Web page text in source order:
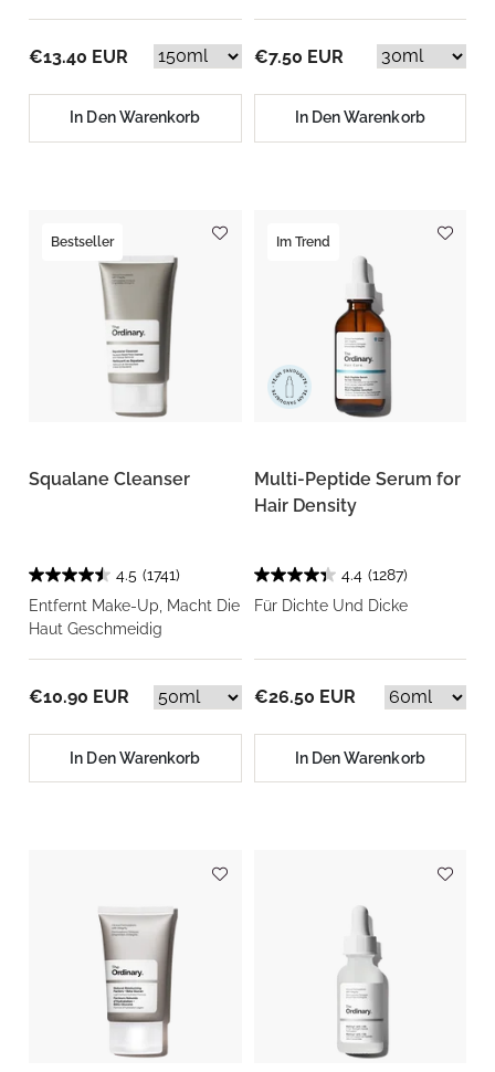
€13.40 EUR
In Den Warenkorb
€7.50 EUR
In Den Warenkorb
Bestseller
Squalane Cleanser
4.5 (1741)
Entfernt Make-Up, Macht Die
Haut Geschmeidig
€10.90 EUR
In Den Warenkorb
Im Trend
Multi-Peptide Serum for
Hair Density
4.4 (1287)
Für Dichte Und Dicke
€26.50 EUR
In Den Warenkorb